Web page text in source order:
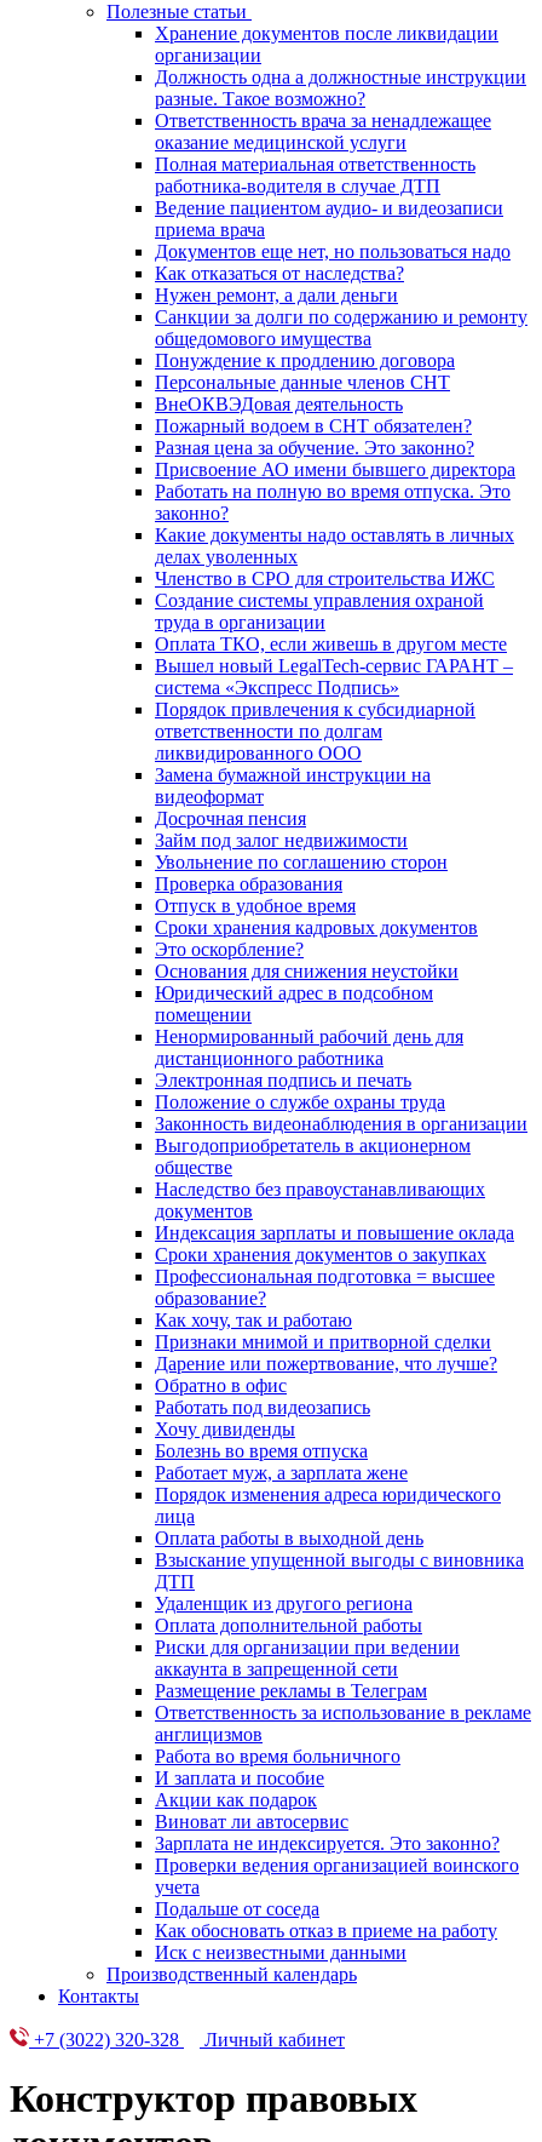
Полезные статьи
Хранение документов после ликвидации
организации
Должность одна а должностные инструкции
разные. Такое возможно?
Ответственность врача за ненадлежащее
оказание медицинской услуги
Полная материальная ответственность
работника-водителя в случае ДТП
Ведение пациентом аудио- и видеозаписи
приема врача
Документов еще нет, но пользоваться надо
Как отказаться от наследства?
Нужен ремонт, а дали деньги
Санкции за долги по содержанию и ремонту
общедомового имущества
Понуждение к продлению договора
Персональные данные членов СНТ
ВнеОКВЭДовая деятельность
Пожарный водоем в СНТ обязателен?
Разная цена за обучение. Это законно?
Присвоение АО имени бывшего директора
Работать на полную во время отпуска. Это
законно?
Какие документы надо оставлять в личных
делах уволенных
Членство в СРО для строительства ИЖС
Создание системы управления охраной
труда в организации
Оплата ТКО, если живешь в другом месте
Вышел новый LegalTech-сервис ГАРАНТ –
система «Экспресс Подпись»
Порядок привлечения к субсидиарной
ответственности по долгам
ликвидированного ООО
Замена бумажной инструкции на
видеоформат
Досрочная пенсия
Займ под залог недвижимости
Увольнение по соглашению сторон
Проверка образования
Отпуск в удобное время
Сроки хранения кадровых документов
Это оскорбление?
Основания для снижения неустойки
Юридический адрес в подсобном
помещении
Ненормированный рабочий день для
дистанционного работника
Электронная подпись и печать
Положение о службе охраны труда
Законность видеонаблюдения в организации
Выгодоприобретатель в акционерном
обществе
Наследство без правоустанавливающих
документов
Индексация зарплаты и повышение оклада
Сроки хранения документов о закупках
Профессиональная подготовка = высшее
образование?
Как хочу, так и работаю
Признаки мнимой и притворной сделки
Дарение или пожертвование, что лучше?
Обратно в офис
Работать под видеозапись
Хочу дивиденды
Болезнь во время отпуска
Работает муж, а зарплата жене
Порядок изменения адреса юридического
лица
Оплата работы в выходной день
Взыскание упущенной выгоды с виновника
ДТП
Удаленщик из другого региона
Оплата дополнительной работы
Риски для организации при ведении
аккаунта в запрещенной сети
Размещение рекламы в Телеграм
Ответственность за использование в рекламе
англицизмов
Работа во время больничного
И заплата и пособие
Акции как подарок
Виноват ли автосервис
Зарплата не индексируется. Это законно?
Проверки ведения организацией воинского
учета
Подальше от соседа
Как обосновать отказ в приеме на работу
Иск с неизвестными данными
Производственный календарь
Контакты
+7 (3022) 320-328 Личный кабинет
Конструктор правовых